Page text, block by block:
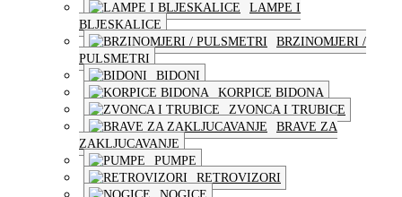
LAMPE I
BLJESKALICE
BRZINOMJERI /
PULSMETRI
BIDONI
KORPICE BIDONA
ZVONCA I TRUBICE
BRAVE ZA
ZAKLJUCAVANJE
PUMPE
RETROVIZORI